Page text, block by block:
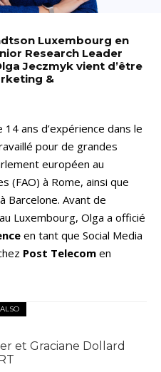
Luxembourg en
Research Leader
Jeczmyk vient d’être
&
14 ans d’expérience dans le
pour de grandes
européen au
(FAO) à Rome, ainsi que
Barcelone. Avant de
Luxembourg, Olga a officié
en tant que Social Media
Post Telecom en
et Graciane Dollard